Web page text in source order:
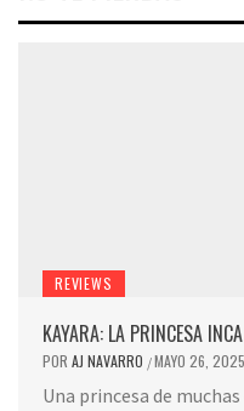
REVIEWS
KAYARA: LA PRINCESA INCA
POR AJ NAVARRO /MAYO 26, 2025
Una princesa de